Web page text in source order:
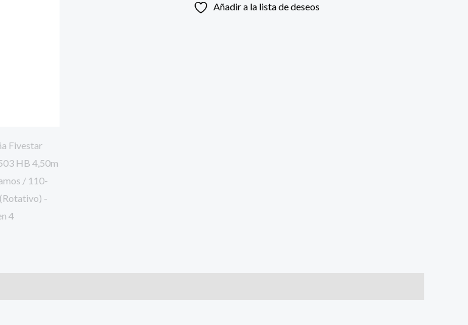
Añadir a la lista de deseos